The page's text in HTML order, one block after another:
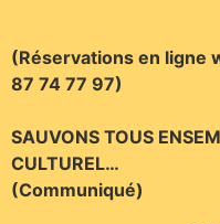
(Réservations en ligne
87 74 77 97)
SAUVONS TOUS
CULTUREL…
(Communiqué)